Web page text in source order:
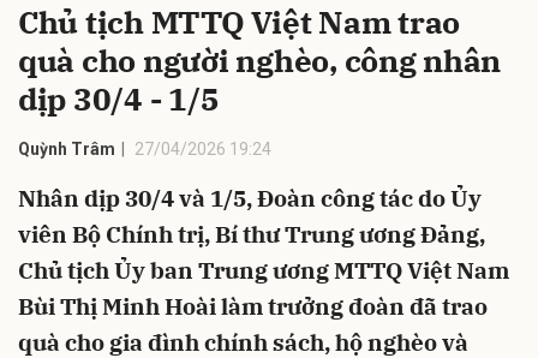
Chủ tịch MTTQ Việt Nam trao
quà cho người nghèo, công nhân
dịp 30/4 - 1/5
Quỳnh Trâm 27/04/2026 19:24
Nhân dịp 30/4 và 1/5, Đoàn công tác do Ủy
viên Bộ Chính trị, Bí thư Trung ương Đảng,
Chủ tịch Ủy ban Trung ương MTTQ Việt Nam
Bùi Thị Minh Hoài làm trưởng đoàn đã trao
quà cho gia đình chính sách, hộ nghèo và